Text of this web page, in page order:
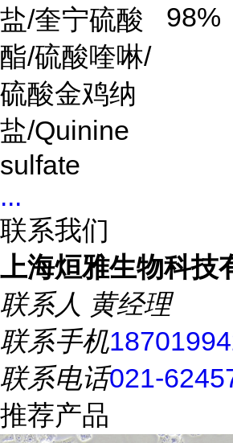
盐/奎宁硫酸
酯/硫酸喹啉/
硫酸金鸡纳
盐/Quinine
sulfate
98%
...
联系我们
上海烜雅生物科技
联系人 黄经理
联系手机
联系电话021-
推荐产品